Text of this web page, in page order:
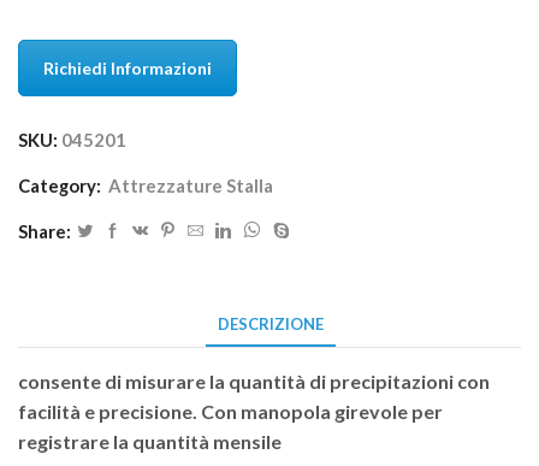
Richiedi Informazioni
SKU: 045201
Category: Attrezzature Stalla
Share:
DESCRIZIONE
consente di misurare la quantità di precipitazioni con
facilità e precisione. Con manopola girevole per
registrare la quantità mensile